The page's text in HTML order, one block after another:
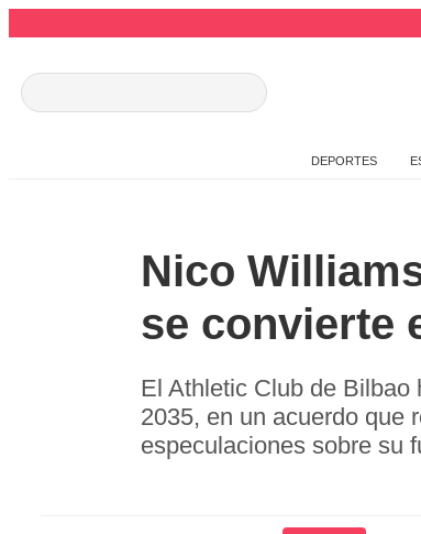
DEPORTES
Nico
se convierte
El Athletic Club de
2035, en un acuerdo que
especulaciones sobre su